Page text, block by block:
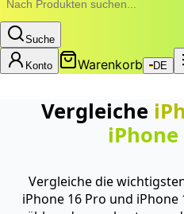
Suche
Konto Warenkorb DE
Vergleiche
iPhone
Vergleiche die
iPhone 16 Pro und